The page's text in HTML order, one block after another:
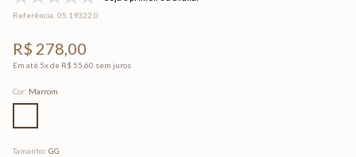
Referência: 05.19322.0
R$ 278,00
Em até 5x de R$ 55 60 sem juros
Cor: Marrom
Tamanho: GG